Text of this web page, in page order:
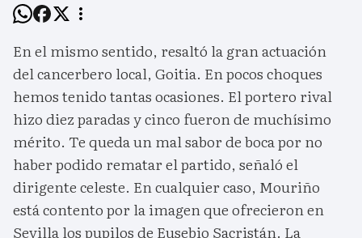
En el mismo sentido, resaltó la gran actuación
del cancerbero local, Goitia. En pocos choques
hemos tenido tantas ocasiones. El portero rival
hizo diez paradas y cinco fueron de muchísimo
mérito. Te queda un mal sabor de boca por no
haber podido rematar el partido, señaló el
dirigente celeste. En cualquier caso, Mouriño
está contento por la imagen que ofrecieron en
Sevilla los pupilos de Eusebio Sacristán. La